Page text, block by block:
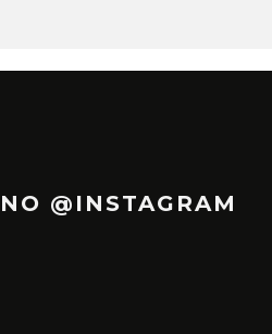
@INSTAGRAM